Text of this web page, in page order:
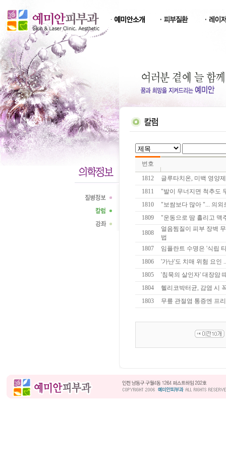
번호
1812
글루타치온, 미백 영양
1811
"발이 무너지면 척추도
1810
"보쌈보다 많아 "... 의외
1809
"운동으로 땀 흘리고 맥
1808
얼음찜질이 피부 장벽
법
1807
임플란트 수명은 '식립
1806
'가난'도 치매 위험 요인
1805
'침묵의 살인자' 대장암
1804
헬리코박터균, 감염 시
1803
무릎 관절염 통증엔 프